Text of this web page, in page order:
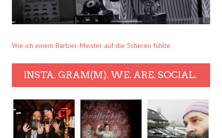
Wie ich einem Barbier-Meister auf die Scheren fühlte.
INSTA. GRAM(M). WE. ARE. SOCIAL.